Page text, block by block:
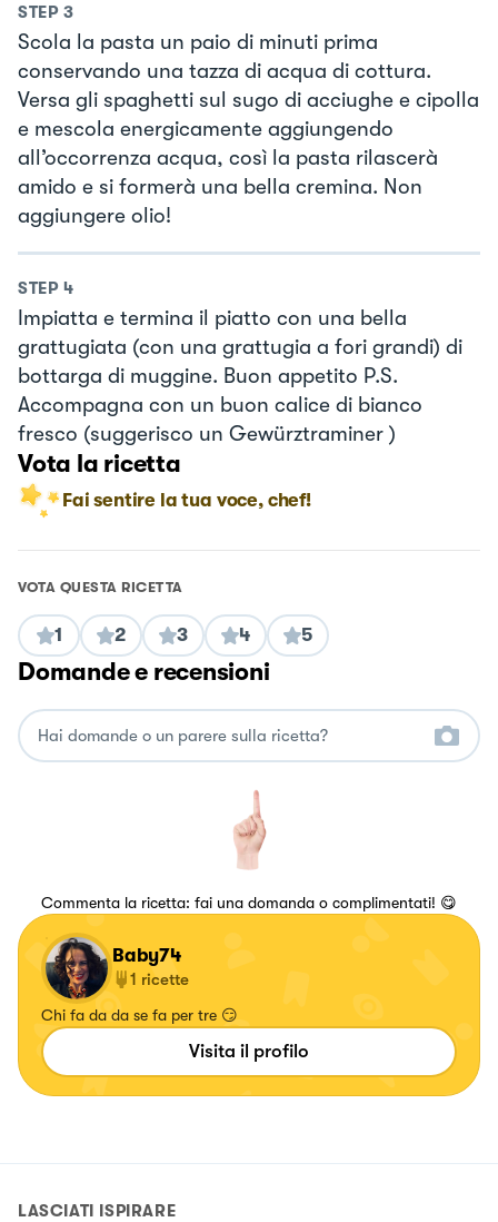
STEP 3
Scola la pasta un paio di minuti prima
conservando una tazza di acqua di cottura.
Versa gli spaghetti sul sugo di acciughe e cipolla
e mescola energicamente aggiungendo
all’occorrenza acqua, così la pasta rilascerà
amido e si formerà una bella cremina. Non
aggiungere olio!
STEP 4
Impiatta e termina il piatto con una bella
grattugiata (con una grattugia a fori grandi) di
bottarga di muggine. Buon appetito P.S.
Accompagna con un buon calice di bianco
fresco (suggerisco un Gewürztraminer )
Vota la ricetta
Fai sentire la tua voce, chef!
VOTA QUESTA RICETTA
1 2 3 4 5
Domande e recensioni
Commenta la ricetta: fai una domanda o complimentati! 😋
Baby74
1 ricette
Chi fa da da se fa per tre 😏
Visita il profilo
LASCIATI ISPIRARE